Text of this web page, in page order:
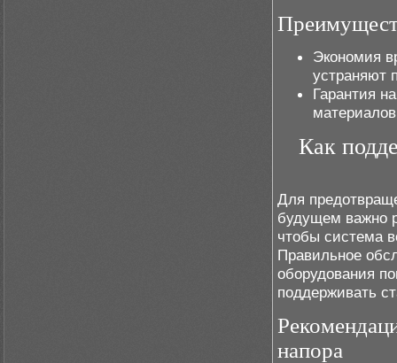
Экономия
устраняют
Гарантия
Как
Для
будущем важно
чтобы система
Правильное
оборудования
поддерживать
напора